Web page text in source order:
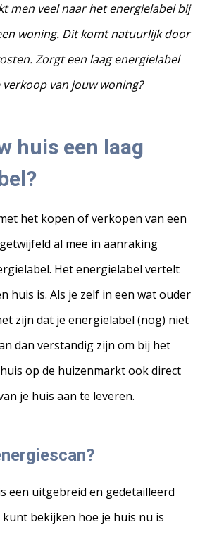
men veel naar het energielabel bij
woning. Dit komt natuurlijk door
Zorgt een laag energielabel
van jouw woning?
huis een laag
het kopen of verkopen van een
al mee in aanraking
Het energielabel vertelt
huis is. Als je zelf in een wat ouder
zijn dat je energielabel (nog) niet
dan verstandig zijn om bij het
op de huizenmarkt ook direct
je huis aan te leveren.
een uitgebreid en gedetailleerd
bekijken hoe je huis nu is